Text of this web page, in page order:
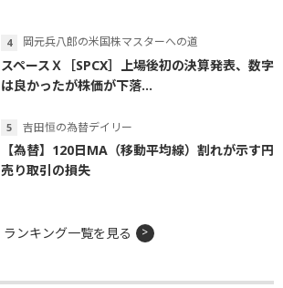
岡元兵八郎の米国株マスターへの道
スペースＸ［SPCX］上場後初の決算発表、数字
は良かったが株価が下落...
吉田恒の為替デイリー
【為替】120日MA（移動平均線）割れが示す円
売り取引の損失
ランキング一覧を見る